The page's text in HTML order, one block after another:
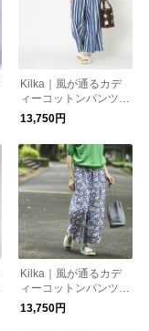
Kilka｜風が通るカデ
ィーコットンパンツ S
TRIPE
13,750円
Kilka｜風が通るカデ
ィーコットンパンツ P
URE
13,750円